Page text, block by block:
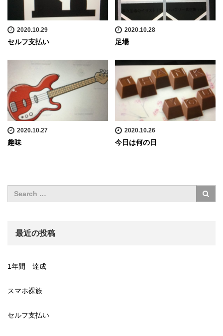
2020.10.29
セルフ支払い
2020.10.28
足場
2020.10.27
趣味
2020.10.26
今日は何の日
最近の投稿
1年間 達成
スマホ裸族
セルフ支払い